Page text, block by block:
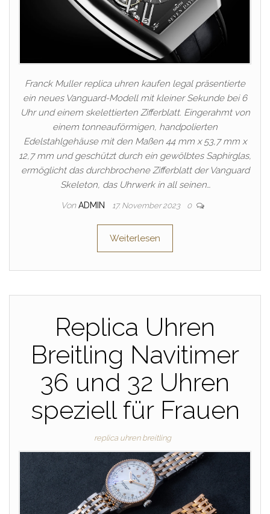
Franck Muller replica uhren kaufen legal präsentierte
ein neues Vanguard-Modell mit kleiner Sekunde bei 6
Uhr und einem skelettierten Zifferblatt. Eingerahmt von
einem tonneauförmigen, handpolierten
Edelstahlgehäuse mit den Maßen 44 mm x 53,7 mm x
12,7 mm und geschützt durch ein gewölbtes Saphirglas,
ermöglicht das durchbrochene Zifferblatt der Vanguard
Skeleton, das Uhrwerk in all seinen…
Von ADMIN 17. November 2023 0
Weiterlesen
Replica Uhren
Breitling Navitimer
36 und 32 Uhren
speziell für Frauen
replica uhren breitling